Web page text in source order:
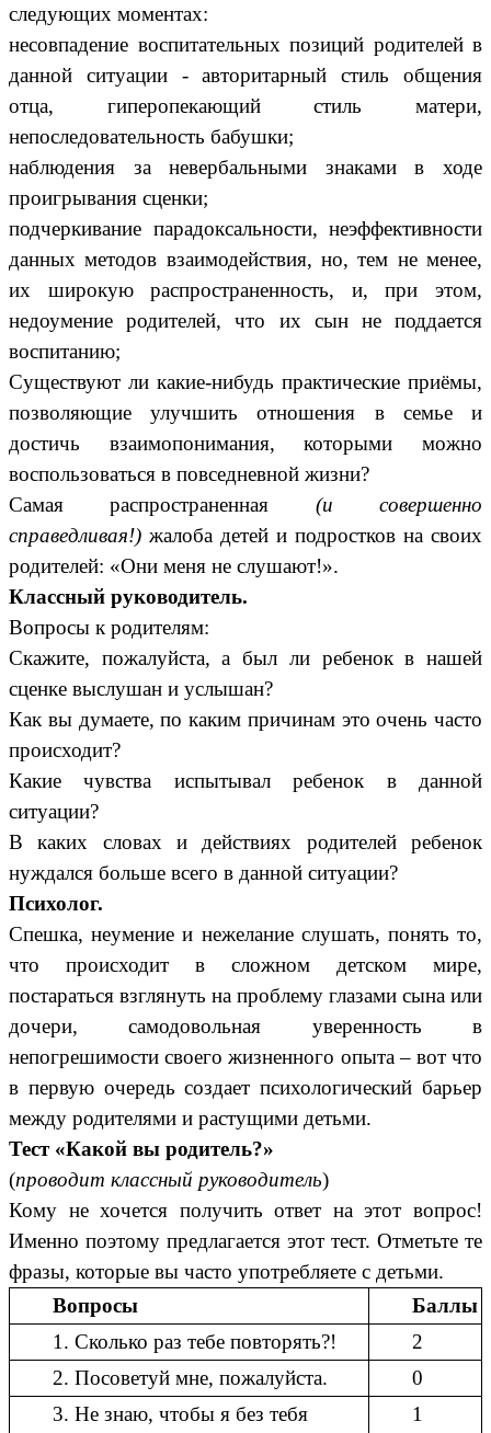
следующих моментах:
несовпадение воспитательных позиций родителей в
данной ситуации - авторитарный стиль общения
отца, гиперопекающий стиль матери,
непоследовательность бабушки;
наблюдения за невербальными знаками в ходе
проигрывания сценки;
подчеркивание парадоксальности, неэффективности
данных методов взаимодействия, но, тем не менее,
их широкую распространенность, и, при этом,
недоумение родителей, что их сын не поддается
воспитанию;
Существуют ли какие-нибудь практические приёмы,
позволяющие улучшить отношения в семье и
достичь взаимопонимания, которыми можно
воспользоваться в повседневной жизни?
Самая распространенная (и совершенно
справедливая!) жалоба детей и подростков на своих
родителей: «Они меня не слушают!».
Классный руководитель.
Вопросы к родителям:
Скажите, пожалуйста, а был ли ребенок в нашей
сценке выслушан и услышан?
Как вы думаете, по каким причинам это очень часто
происходит?
Какие чувства испытывал ребенок в данной
ситуации?
В каких словах и действиях родителей ребенок
нуждался больше всего в данной ситуации?
Психолог.
Спешка, неумение и нежелание слушать, понять то,
что происходит в сложном детском мире,
постараться взглянуть на проблему глазами сына или
дочери, самодовольная уверенность в
непогрешимости своего жизненного опыта – вот что
в первую очередь создает психологический барьер
между родителями и растущими детьми.
Тест «Какой вы родитель?»
(проводит классный руководитель)
Кому не хочется получить ответ на этот вопрос!
Именно поэтому предлагается этот тест. Отметьте те
фразы, которые вы часто употребляете с детьми.
Вопросы
Баллы
1. Сколько раз тебе повторять?!
2
2. Посоветуй мне, пожалуйста.
0
3. Не знаю, чтобы я без тебя
1